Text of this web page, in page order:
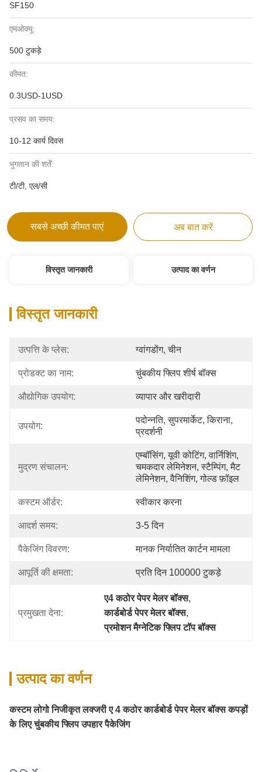
SF150
एमओक्यू:
500 टुकड़े
कीमत:
0.3USD-1USD
प्रसव का समय:
10-12 कार्य दिवस
भुगतान की शर्तें:
टी/टी, एल/सी
सबसे अच्छी कीमत पाएं अब बात करें
विस्तृत जानकारी उत्पाद का वर्णन
विस्तृत जानकारी
उत्पत्ति के प्लेस: ग्वांगडोंग, चीन
प्रोडक्ट का नाम: चुंबकीय फ्लिप शीर्ष बॉक्स
औद्योगिक उपयोग: व्यापार और खरीदारी
उपयोग:
पदोन्नति, सुपरमार्केट, किराना,
प्रदर्शनी
मुद्रण संचालन:
एम्बॉसिंग, यूवी कोटिंग, वार्निशिंग,
चमकदार लेमिनेशन, स्टैम्पिंग, मैट
लेमिनेशन, वैनिशिंग, गोल्ड फ़ॉइल
कस्टम ऑर्डर: स्वीकार करना
आदर्श समय: 3-5 दिन
पैकेजिंग विवरण: मानक निर्यातित कार्टन मामला
आपूर्ति की क्षमता: प्रति दिन 100000 टुकड़े
प्रमुखता देना:
ए4 कठोर पेपर मेलर बॉक्स,
कार्डबोर्ड पेपर मेलर बॉक्स,
प्रमोशन मैग्नेटिक फ्लिप टॉप बॉक्स
उत्पाद का वर्णन
कस्टम लोगो निजीकृत लक्जरी ए 4 कठोर कार्डबोर्ड पेपर मेलर बॉक्स कपड़ों
के लिए चुंबकीय फ्लिप उपहार पैकेजिंग